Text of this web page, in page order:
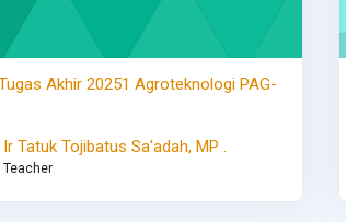
Akhir 20251 Agroteknologi PAG-
Ir Tatuk Tojibatus Sa'adah, MP .
Teacher